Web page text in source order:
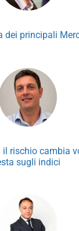
dei principali
rischio cambia
sugli indici